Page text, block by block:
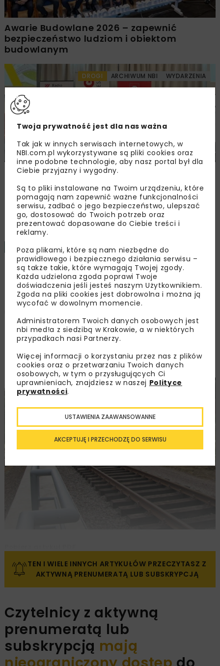
Awarie Budowlane 2026 – zapewnić
bezpieczeństwo ludziom i obiektom
budowlanym
DROGI ARCHIWUM NBI WYDARZENIA
Śląskie Forum Drogownictwa 2026
Załaduj więcej...
KOLEJ ARCHIWUM NBI RAPORTY 10 MINUT CZYTANIA
Kolej na… kolej!
OPUBLIKOWANO: 18.03.2009
TEN I WIELE INNYCH ARTYKUŁÓW PRZECZYTASZ Z
AKTYWNĄ PRENUMERATĄ LUB SUBSKRYPCJĄ
Czytelnicy z aktywną
prenumeratą lub
subskrypcją mają
Twoja prywatność jest dla nas ważna
Tak jak w innych serwisach internetowych, w
NBI.com.pl wykorzystywane są pliki cookies oraz
inne podobne technologie, aby nasz portal był dla
Ciebie przyjazny i wygodny.
Są to pliki instalowane na Twoim urządzeniu, które
pomagają nam zapewnić ważne funkcjonalności
serwisu, zadbać o jego bezpieczeństwo, ulepszać
go, dostosować do Twoich potrzeb oraz
prezentować dopasowane do Ciebie treści i
reklamy.
Poza plikami, które są nam niezbędne do
prawidłowego i bezpiecznego działania serwisu –
są także takie, które wymagają Twojej zgody.
Każda udzielona zgoda poprawi Twoje
doświadczenia jeśli jesteś naszym Użytkownikiem.
Zgoda na pliki cookies jest dobrowolna i można ją
wycofać w dowolnym momencie.
Administratorem Twoich danych osobowych jest
nbi med!a z siedzibą w Krakowie, a w niektórych
przypadkach nasi Partnerzy.
Więcej informacji o korzystaniu przez nas z plików
cookies oraz o przetwarzaniu Twoich danych
osobowych, w tym o przysługujących Ci
uprawnieniach, znajdziesz w naszej Polityce
prywatności.
AKCEPTUJĘ I PRZECHODZĘ DO SERWISU
USTAWIENIA ZAAWANSOWANNE